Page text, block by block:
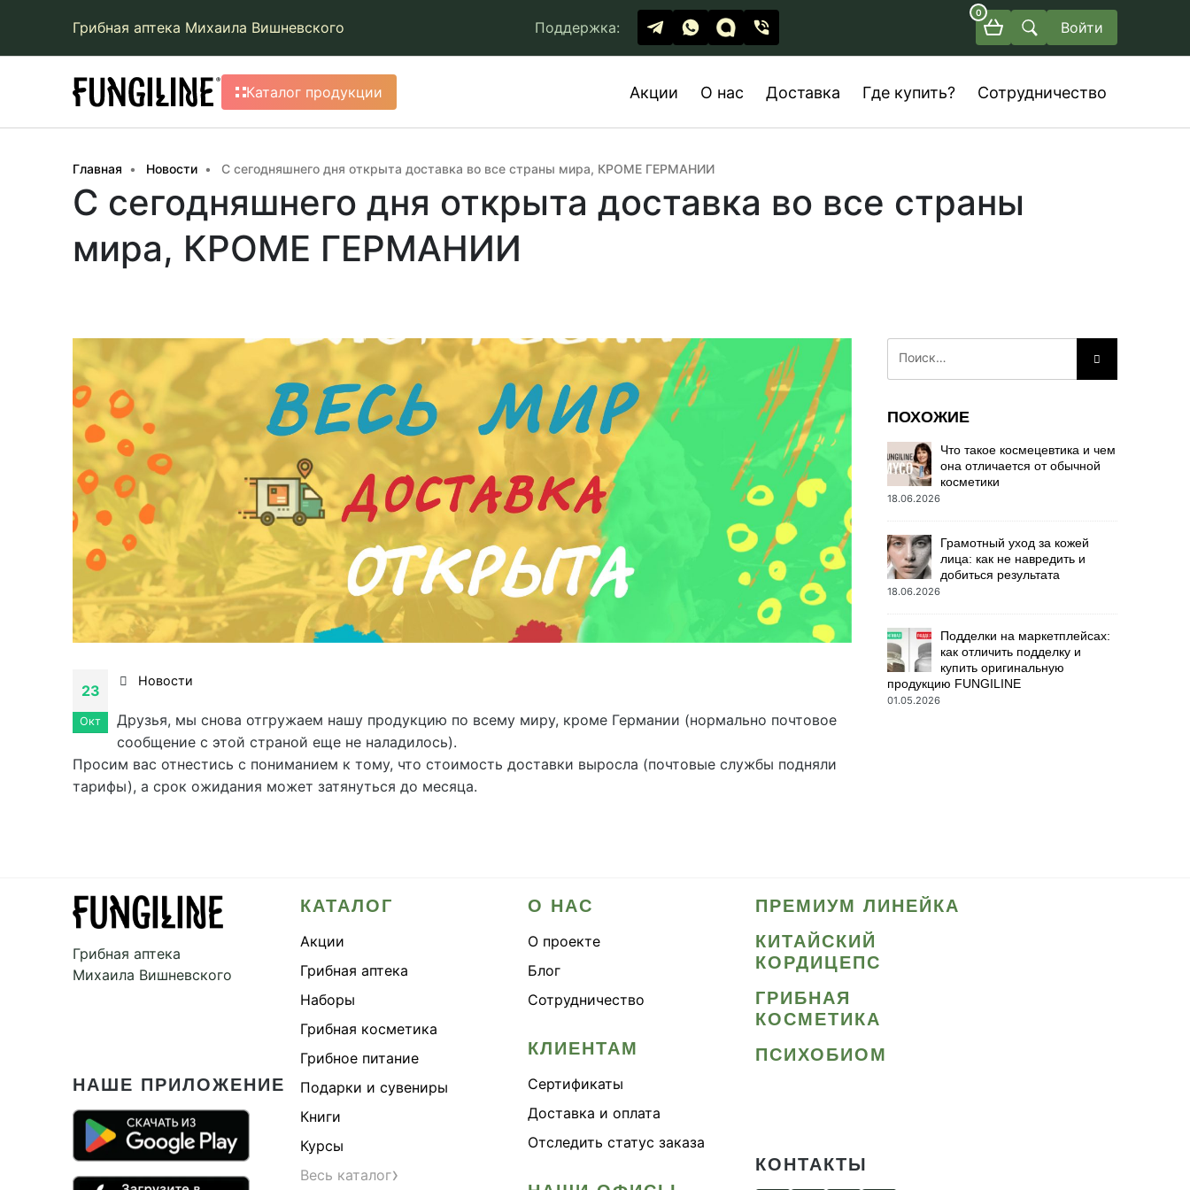
Грибная аптека Михаила Вишневского Поддержка:
0
Войти
Каталог продукции Акции О нас Доставка Где купить? Сотрудничество
Главная Новости С сегодняшнего дня открыта доставка во все страны мира, КРОМЕ ГЕРМАНИИ
С сегодняшнего дня открыта доставка во все страны
мира, КРОМЕ ГЕРМАНИИ
23
Окт
Новости
Друзья, мы снова отгружаем нашу продукцию по всему миру, кроме Германии (нормально почтовое
сообщение с этой страной еще не наладилось).
Просим вас отнестись с пониманием к тому, что стоимость доставки выросла (почтовые службы подняли
тарифы), а срок ожидания может затянуться до месяца.
ПОХОЖИЕ
Что такое космецевтика и чем
она отличается от обычной
косметики
18.06.2026
Грамотный уход за кожей
лица: как не навредить и
добиться результата
18.06.2026
Подделки на маркетплейсах:
как отличить подделку и
купить оригинальную
продукцию FUNGILINE
01.05.2026
Грибная аптека
Михаила Вишневского
НАШЕ ПРИЛОЖЕНИЕ
КАТАЛОГ
Акции
Грибная аптека
Наборы
Грибная косметика
Грибное питание
Подарки и сувениры
Книги
Курсы
Весь каталог›
О НАС
О проекте
Блог
Сотрудничество
КЛИЕНТАМ
Сертификаты
Доставка и оплата
Отследить статус заказа
ПРЕМИУМ ЛИНЕЙКА
КИТАЙСКИЙ
КОРДИЦЕПС
ГРИБНАЯ
КОСМЕТИКА
ПСИХОБИОМ
КОНТАКТЫ